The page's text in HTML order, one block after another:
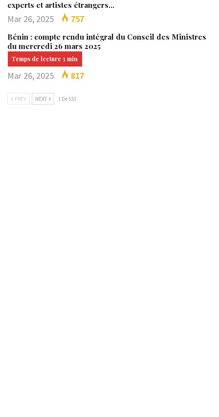
experts et artistes étrangers…
Mar 26, 2025 757
Bénin : compte rendu intégral du Conseil des Ministres
du mercredi 26 mars 2025
Mar 26, 2025 817
PREV NEXT 1 De 533